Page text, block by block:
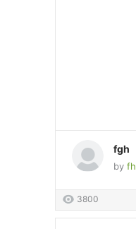
fgh
by fh
3800